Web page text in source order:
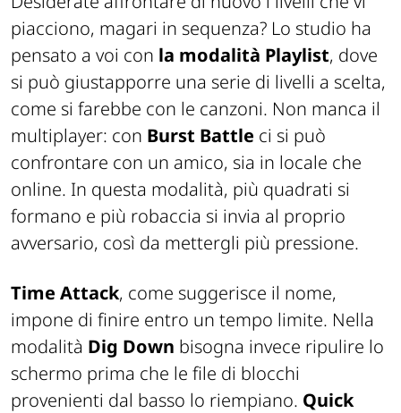
piacciono, magari in sequenza? Lo studio ha
pensato a voi con la modalità Playlist, dove
si può giustapporre una serie di livelli a scelta,
come si farebbe con le canzoni. Non manca il
multiplayer: con Burst Battle ci si può
confrontare con un amico, sia in locale che
online. In questa modalità, più quadrati si
formano e più robaccia si invia al proprio
avversario, così da mettergli più pressione.
Time Attack, come suggerisce il nome,
impone di finire entro un tempo limite. Nella
modalità Dig Down bisogna invece ripulire lo
schermo prima che le file di blocchi
provenienti dal basso lo riempiano. Quick